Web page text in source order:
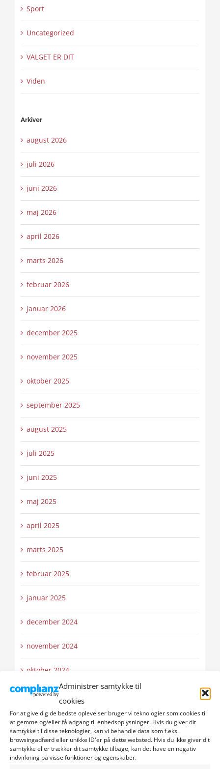
Administrer samtykke til
cookies
For at give dig de bedste oplevelser bruger vi teknologier som cookies til
at gemme og/eller få adgang til enhedsoplysninger. Hvis du giver dit
samtykke til disse teknologier, kan vi behandle data som f.eks.
browsingadfærd eller unikke ID'er på dette websted. Hvis du ikke giver dit
samtykke eller trækker dit samtykke tilbage, kan det have en negativ
indvirkning på visse funktioner og egenskaber.
Sport
Uncategorized
VALGET ER DIT
Viden
Arkiver
august 2026
juli 2026
juni 2026
maj 2026
april 2026
marts 2026
februar 2026
januar 2026
december 2025
november 2025
oktober 2025
september 2025
august 2025
juli 2025
juni 2025
maj 2025
april 2025
marts 2025
februar 2025
januar 2025
december 2024
november 2024
oktober 2024
september 2024
august 2024
juli 2024